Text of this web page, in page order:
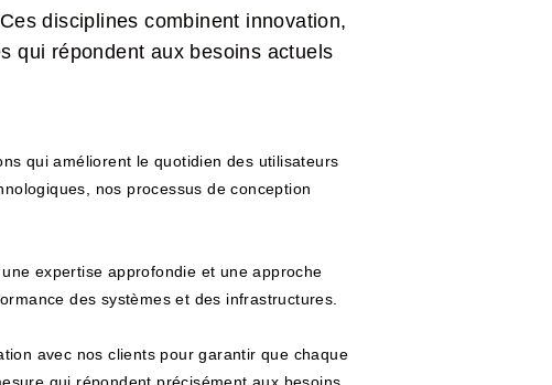
disciplines combinent innovation,
qui répondent aux besoins actuels
qui améliorent le quotidien des utilisateurs
nos processus de conception
expertise approfondie et une approche
des systèmes et des infrastructures.
avec nos clients pour garantir que chaque